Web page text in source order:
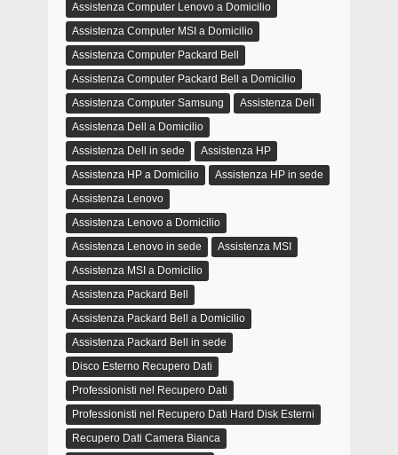
Assistenza Computer Lenovo a Domicilio
Assistenza Computer MSI a Domicilio
Assistenza Computer Packard Bell
Assistenza Computer Packard Bell a Domicilio
Assistenza Computer Samsung
Assistenza Dell
Assistenza Dell a Domicilio
Assistenza Dell in sede
Assistenza HP
Assistenza HP a Domicilio
Assistenza HP in sede
Assistenza Lenovo
Assistenza Lenovo a Domicilio
Assistenza Lenovo in sede
Assistenza MSI
Assistenza MSI a Domicilio
Assistenza Packard Bell
Assistenza Packard Bell a Domicilio
Assistenza Packard Bell in sede
Disco Esterno Recupero Dati
Professionisti nel Recupero Dati
Professionisti nel Recupero Dati Hard Disk Esterni
Recupero Dati Camera Bianca